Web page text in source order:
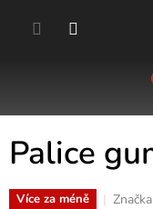
Palice
Více za méně